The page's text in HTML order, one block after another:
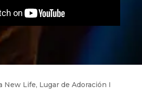
New Life, Lugar de Adoración I